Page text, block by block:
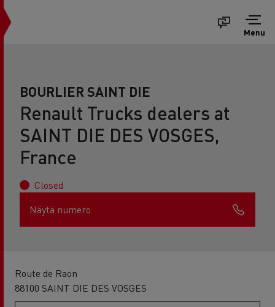
Menu
BOURLIER SAINT DIE
Renault Trucks dealers at
SAINT DIE DES VOSGES,
France
Closed
Näytä numero
Route de Raon
88100 SAINT DIE DES VOSGES